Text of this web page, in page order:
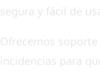
segura y fácil de
Ofrecemos
incidencias para